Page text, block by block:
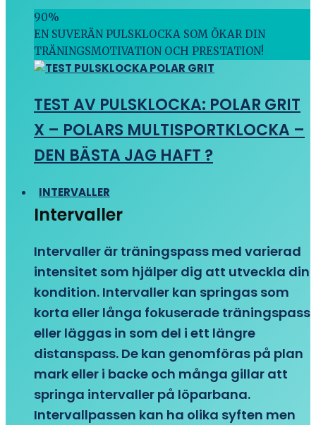
90%
EN SUVERÄN PULSKLOCKA SOM ÖKAR DIN
TRÄNINGSMOTIVATION OCH PRESTATION!
TEST AV PULSKLOCKA: POLAR GRIT
X – POLARS MULTISPORTKLOCKA –
DEN BÄSTA JAG HAFT ?
INTERVALLER
Intervaller
Intervaller är träningspass med varierad
intensitet som hjälper dig att utveckla din
kondition. Intervaller kan springas som
korta eller långa fokuserade träningspass
eller läggas in som del i ett längre
distanspass. De kan genomföras på plan
mark eller i backe och många gillar att
springa intervaller på löparbana.
Intervallpassen kan ha olika syften men